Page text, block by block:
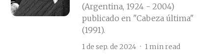
(Argentina, 1924 - 2004)
publicado en "Cabeza última"
(1991).
1 de sep. de 2024 1 min read